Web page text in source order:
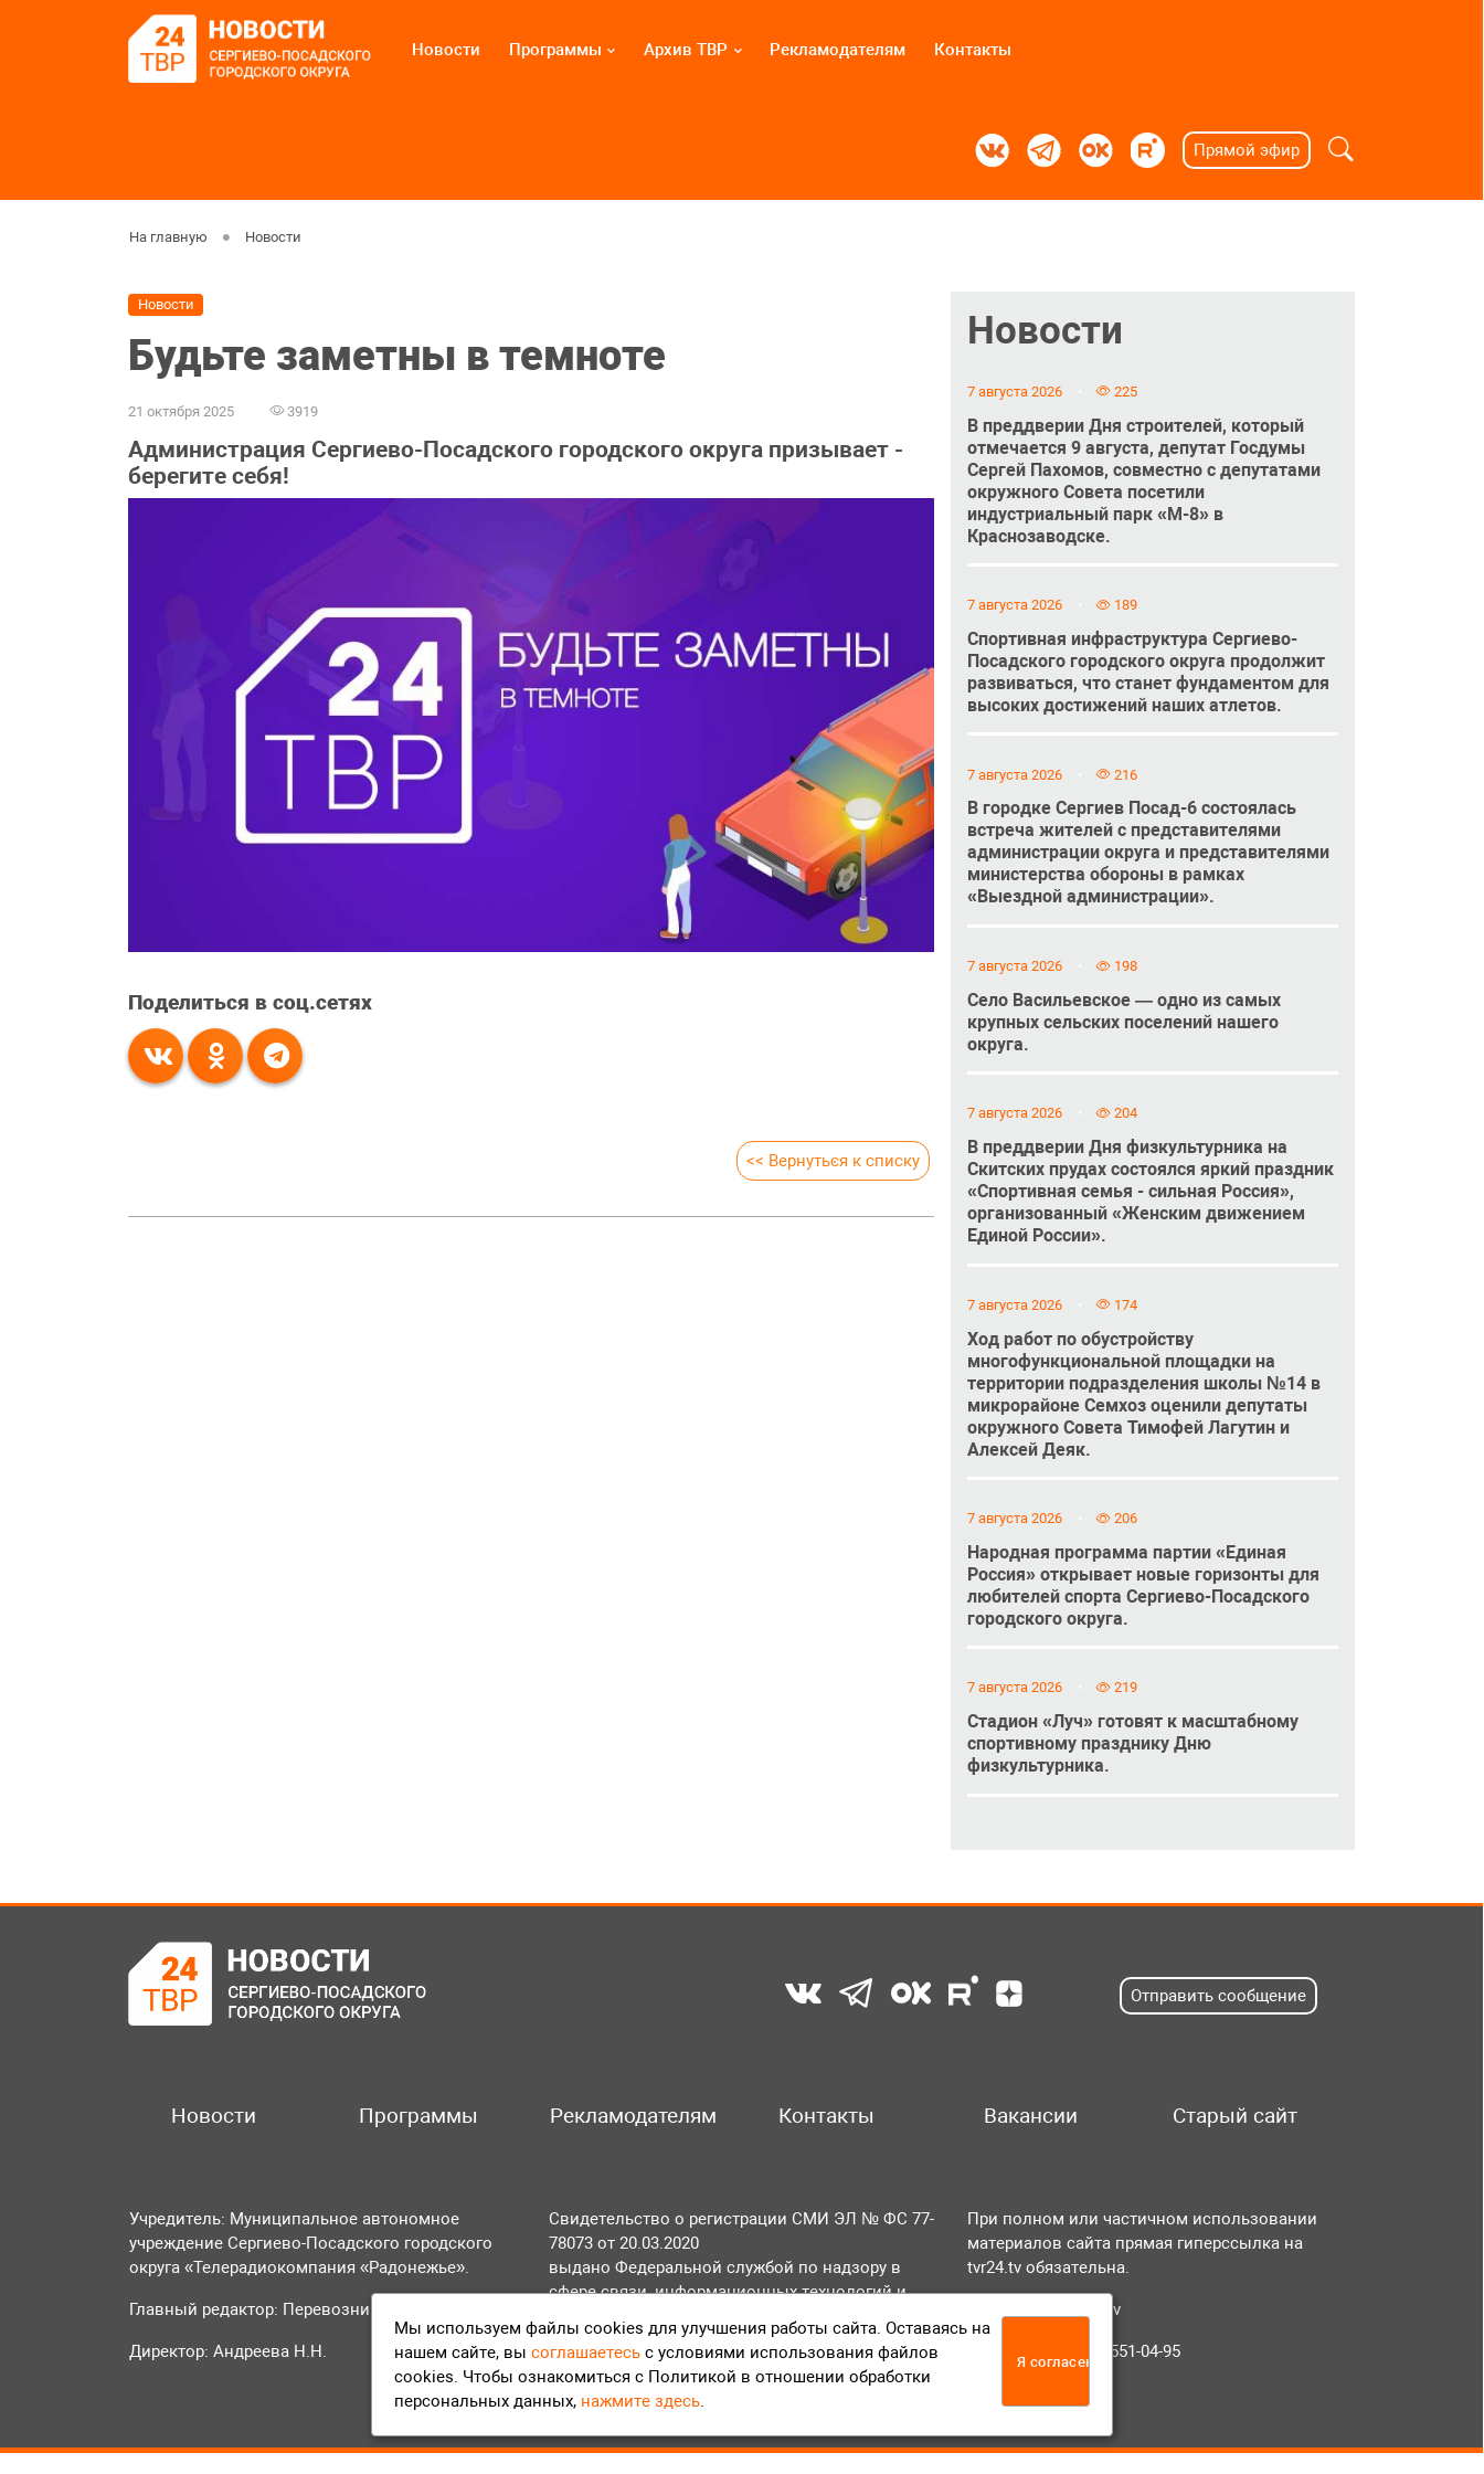
Новости Программы Архив ТВР Рекламодателям Контакты
Прямой эфир
На главную Новости
Новости
Будьте заметны в темноте
21 октября 2025 3919
Администрация Сергиево-Посадского городского округа призывает -
берегите себя!
Поделиться в соц.сетях
<< Вернуться к списку
Новости
7 августа 2026 225
В преддверии Дня строителей, который
отмечается 9 августа, депутат Госдумы
Сергей Пахомов, совместно с депутатами
окружного Совета посетили
индустриальный парк «М-8» в
Краснозаводске.
7 августа 2026 189
Спортивная инфраструктура Сергиево-
Посадского городского округа продолжит
развиваться, что станет фундаментом для
высоких достижений наших атлетов.
7 августа 2026 216
В городке Сергиев Посад-6 состоялась
встреча жителей с представителями
администрации округа и представителями
министерства обороны в рамках
«Выездной администрации».
7 августа 2026 198
Село Васильевское — одно из самых
крупных сельских поселений нашего
округа.
7 августа 2026 204
В преддверии Дня физкультурника на
Скитских прудах состоялся яркий праздник
«Спортивная семья - сильная Россия»,
организованный «Женским движением
Единой России».
7 августа 2026 174
Ход работ по обустройству
многофункциональной площадки на
территории подразделения школы №14 в
микрорайоне Семхоз оценили депутаты
окружного Совета Тимофей Лагутин и
Алексей Деяк.
7 августа 2026 206
Народная программа партии «Единая
Россия» открывает новые горизонты для
любителей спорта Сергиево-Посадского
городского округа.
7 августа 2026 219
Стадион «Луч» готовят к масштабному
спортивному празднику Дню
физкультурника.
Отправить сообщение
Новости Программы Рекламодателям Контакты Вакансии Старый сайт
Учредитель: Муниципальное автономное
учреждение Сергиево-Посадского городского
округа «Телерадиокомпания «Радонежье».
Главный редактор: Перевозникова О.А.
Директор: Андреева Н.Н.
Свидетельство о регистрации СМИ ЭЛ № ФС 77-
78073 от 20.03.2020
выдано Федеральной службой по надзору в
сфере связи, информационных технологий и
массовых коммуникаций (Роскомнадзор).
Положение об обработке персональных данных
Согласие на обработку персональных данных
При полном или частичном использовании
материалов сайта прямая гиперссылка на
tvr24.tv обязательна.
info@tvr24.tv
Телефон: +7 (496) 551-04-95
Мы используем файлы cookies для улучшения работы сайта. Оставаясь на
нашем сайте, вы соглашаетесь с условиями использования файлов
cookies. Чтобы ознакомиться с Политикой в отношении обработки
персональных данных, нажмите здесь.
Я согласен